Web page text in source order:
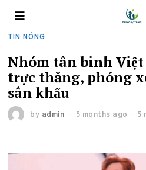
TIN NÓNG
Nhóm tân binh
trực thăng, phóng
sân khấu
by admin 5 months ago 5